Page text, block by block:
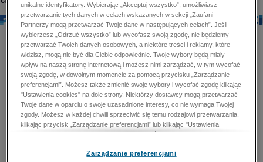
unikalne identyfikatory. Wybierając „Akceptuj wszystko”, umożliwiasz
przetwarzanie tych danych w celach wskazanych w sekcji „Zaufani
Partnerzy mogą przetwarzać Twoje dane w następujących celach”. Jeśli
wybierzesz „Odrzuć wszystko” lub wycofasz swoją zgodę, nie będziemy
przetwarzać Twoich danych osobowych, a niektóre treści i reklamy, które
widzisz, mogą nie być dla Ciebie odpowiednie. Twoje wybory będą miały
wpływ na naszą stronę internetową i możesz nimi zarządzać, w tym wycofać
swoją zgodę, w dowolnym momencie za pomocą przycisku „Zarządzanie
preferencjami”. Możesz także zmienić swoje wybory i wycofać zgodę klikając
"Ustawienia cookies" na dole strony. Niektórzy dostawcy mogą przetwarzać
Twoje dane w oparciu o swoje uzasadnione interesy, co nie wymaga Twojej
zgody. Możesz w każdej chwili sprzeciwić się temu rodzajowi przetwarzania,
klikając przycisk „Zarządzanie preferencjami” lub klikając "Ustawienia
cookies" na dole strony. Nie możesz sprzeciwić się przetwarzaniu przez
zapobiegania oszustwom i naprawiania błędów, a w tym celu mogą zostać
Zarządzanie preferencjami